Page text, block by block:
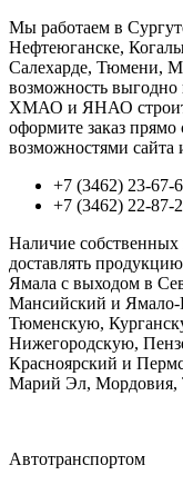
Мы работаем в
Нефтеюганске,
Салехарде, Тюмени,
возможность выгодно
ХМАО и ЯНАО
оформите заказ
возможностями сайта
+7 (3462) 23-67-
+7 (3462) 22-87-
Наличие собственных
доставлять
Ямала с выходом в
Мансийский и Ямало-
Тюменскую,
Нижегородскую,
Красноярский и
Марий Эл, Мордовия,
Автотранспортом